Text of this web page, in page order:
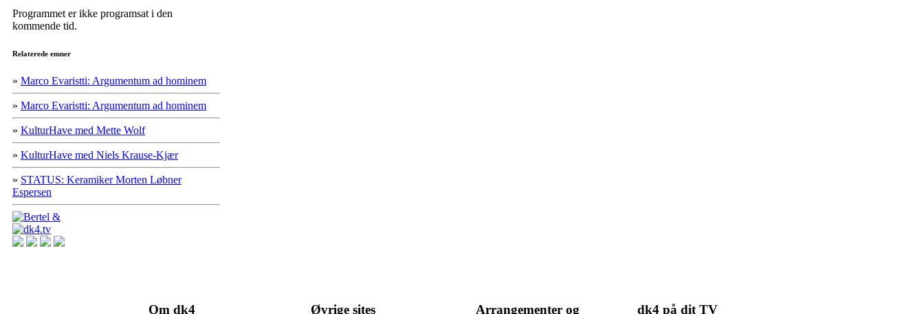
Programmet er ikke programsat i den
kommende tid.
Relaterede emner
» Marco Evaristti: Argumentum ad hominem
» Marco Evaristti: Argumentum ad hominem
» KulturHave med Mette Wolf
» KulturHave med Niels Krause-Kjær
» STATUS: Keramiker Morten Løbner
Espersen
Om dk4 Øvrige sites Arrangementer og dk4 på dit TV